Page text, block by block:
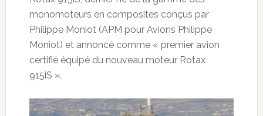
monomoteurs en composites conçus par
Philippe Moniot (APM pour Avions Philippe
Moniot) et annoncé comme « premier avion
certifié équipé du nouveau moteur Rotax
915iS ».